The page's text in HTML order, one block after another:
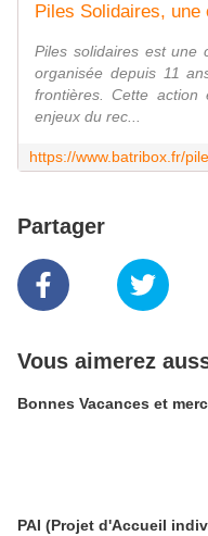
Piles Solidaires, une
Piles solidaires est une
organisée depuis 11
frontières. Cette
enjeux du rec...
Partager
Vous aimerez
Bonnes Vacances et
PAI (Projet d'Accueil